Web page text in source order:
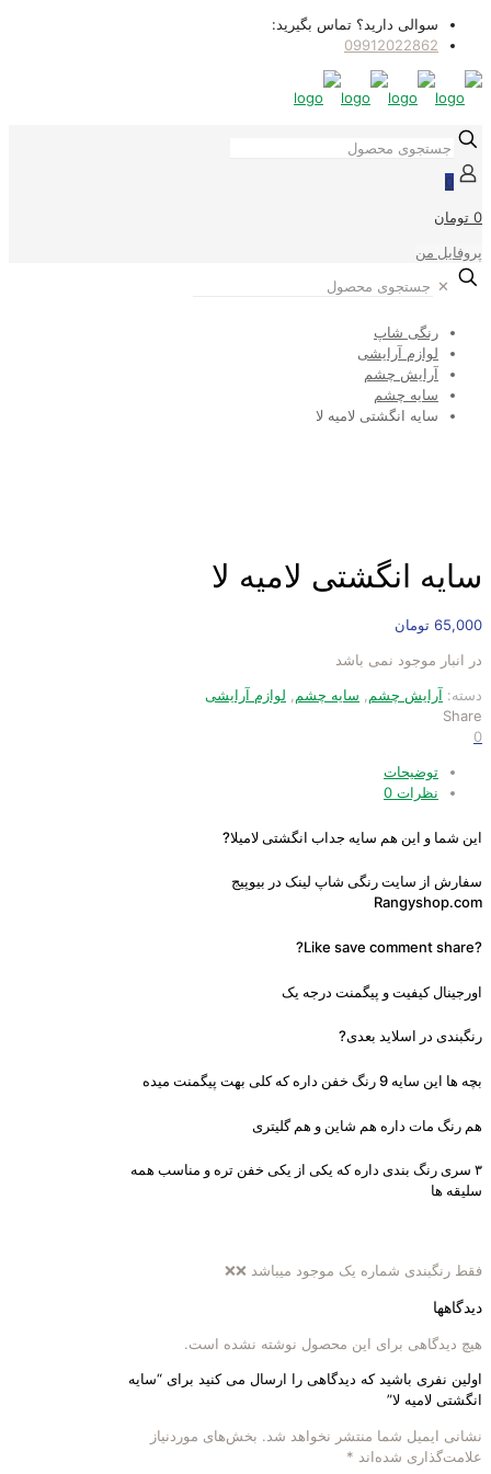
سوالی دارید؟ تماس بگیرید:
09912022862
0
0 تومان
پروفایل من
✕
رنگی شاپ
لوازم آرایشی
آرایش چشم
سایه چشم
سایه انگشتی لامیه لا
سایه انگشتی لامیه لا
65,000 تومان
در انبار موجود نمی باشد
دسته: آرایش چشم سایه چشم
لوازم آرایشی
Share
0
توضیحات
نظرات 0
این شما و این هم سایه جداب انگشتی لامیلا?
سفارش از سایت رنگی شاپ لینک در بیوپیج
Rangyshop.com
?Like save comment share?
اورجینال کیفیت و پیگمنت درجه یک
رنگبندی در اسلاید بعدی?
بچه ها این سایه 9 رنگ خفن داره که کلی بهت پیگمنت میده
هم رنگ مات داره هم شاین و هم گلیتری
۳ سری رنگ بندی داره که یکی از یکی خفن تره و مناسب همه
سلیقه ها
فقط رنگبندی شماره یک موجود میباشد ❌❌
دیدگاهها
هیچ دیدگاهی برای این محصول نوشته نشده است.
اولین نفری باشید که دیدگاهی را ارسال می کنید برای “سایه
انگشتی لامیه لا”
نشانی ایمیل شما منتشر نخواهد شد. بخش‌های موردنیاز
علامت‌گذاری شده‌اند *